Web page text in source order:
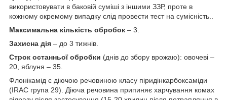
використовувати в баковій суміші з іншими ЗЗР, проте в
кожному окремому випадку слід провести тест на сумісність..
Максимальна кількість обробок – 3.
Захисна дія – до 3 тижнів.
Строк останньої обробки (днів до збору врожаю): овочеві –
20, яблуня – 35.
Флонікамід є діючою речовиною класу піридінкарбоксаміди
(IRAC група 29). Діюча речовина припиняє харчування комах